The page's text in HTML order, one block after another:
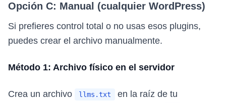
Opción C: Manual (cualquier WordPress)
Si prefieres control total o no usas esos plugins,
puedes crear el archivo manualmente.
Método 1: Archivo físico en el servidor
Crea un archivo llms.txt
en la raíz de tu